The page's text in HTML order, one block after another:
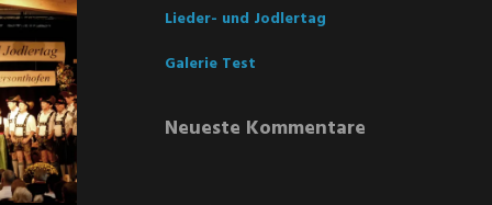
Lieder- und Jodlertag
Galerie Test
Neueste Kommentare